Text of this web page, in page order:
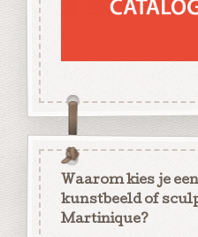
Waarom kies je een
kunstbeeld of
Martinique?